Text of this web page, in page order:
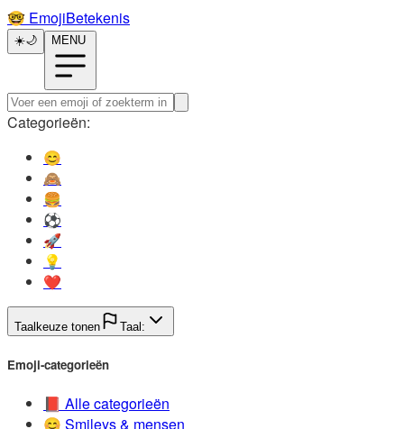
🤓️ EmojiBetekenis
☀️🌙 MENU
Categorieën:
😊️
🙈️
🍔️
⚽️
🚀️
💡️
❤️
Taalkeuze tonen Taal:
Emoji-categorieën
📕️ Alle categorieën
😊️ Smileys & mensen